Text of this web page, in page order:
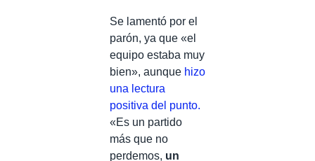
Se lamentó por el
parón, ya que «el
equipo estaba muy
bien», aunque hizo
una lectura
positiva del punto.
«Es un partido
más que no
perdemos, un